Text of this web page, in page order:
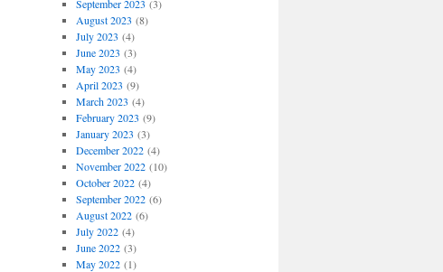
September 2023 (3)
August 2023 (8)
July 2023 (4)
June 2023 (3)
May 2023 (4)
April 2023 (9)
March 2023 (4)
February 2023 (9)
January 2023 (3)
December 2022(4)
November 2022(10)
October 2022(4)
September 2022(6)
August 2022(6)
July 2022(4)
June 2022(3)
May 2022(1)